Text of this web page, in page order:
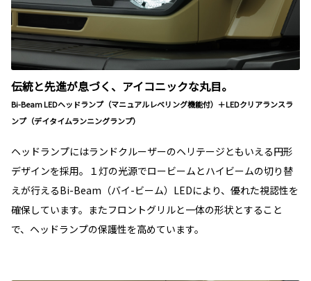
伝統と先進が息づく、アイコニックな丸目。
Bi-Beam LEDヘッドランプ（マニュアルレベリング機能付）＋LEDクリアランスラ
ンプ（デイタイムランニングランプ）
ヘッドランプにはランドクルーザーのヘリテージともいえる円形
デザインを採用。１灯の光源でロービームとハイビームの切り替
えが行えるBi-Beam（バイ-ビーム）LEDにより、優れた視認性を
確保しています。またフロントグリルと一体の形状とすること
で、ヘッドランプの保護性を高めています。